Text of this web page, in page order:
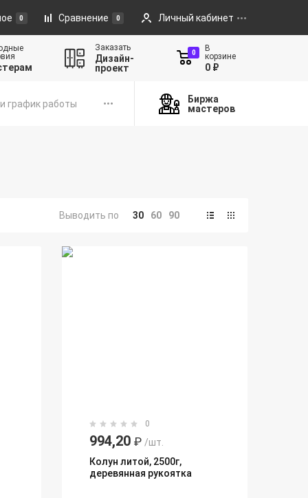
0 Сравнение 0 Личный кабинет
Заказать
Дизайн-
проект
0
В
корзине
0 ₽
график работы
Биржа
мастеров
Выводить по 30 60 90
0
994,20 ₽ /шт.
Колун литой, 2500г,
деревянная рукоятка